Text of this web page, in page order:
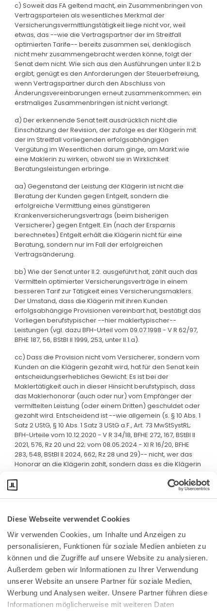
Diese Webseite verwendet Cookies
Wir verwenden Cookies, um Inhalte und Anzeigen zu
personalisieren, Funktionen für soziale Medien anbieten zu
können und die Zugriffe auf unsere Website zu analysieren.
Außerdem geben wir Informationen zu Ihrer Verwendung
unserer Website an unsere Partner für soziale Medien,
Werbung und Analysen weiter. Unsere Partner führen diese
Informationen möglicherweise mit weiteren Daten
c) Soweit das FA geltend macht, ein Zusammenbringen von
Vertragsparteien als wesentliches Merkmal der
Versicherungsvermittlungstätigkeit liege nicht vor, weil
etwas, das --wie die Vertragspartner der im Streitfall
optimierten Tarife-- bereits zusammen sei, denklogisch
nicht mehr zusammengebracht werden könne, folgt der
Senat dem nicht. Wie sich aus den Ausführungen unter II.2.b
ergibt, genügt es den Anforderungen der Steuerbefreiung,
wenn Vertragspartner durch den Abschluss von
Änderungsvereinbarungen erneut zusammenkommen; ein
erstmaliges Zusammenbringen ist nicht verlangt.
d) Der erkennende Senat teilt ausdrücklich nicht die
Einschätzung der Revision, der zufolge es der Klägerin mit
der im Streitfall vorliegenden erfolgsabhängigen
Vergütung im Wesentlichen darum ginge, am Markt wie
eine Maklerin zu wirken, obwohl sie in Wirklichkeit
Beratungsleistungen erbringe.
aa) Gegenstand der Leistung der Klägerin ist nicht die
Beratung der Kunden gegen Entgelt, sondern die
erfolgreiche Vermittlung eines günstigeren
Krankenversicherungsvertrags (beim bisherigen
Versicherer) gegen Entgelt. Ein (nach der Ersparnis
berechnetes) Entgelt erhält die Klägerin nicht für eine
Beratung, sondern nur im Fall der erfolgreichen
Vertragsänderung.
bb) Wie der Senat unter II.2. ausgeführt hat, zählt auch das
Vermitteln optimierter Versicherungsverträge in einem
besseren Tarif zur Tätigkeit eines Versicherungsmaklers.
Der Umstand, dass die Klägerin mit ihren Kunden
erfolgsabhängige Provisionen vereinbart hat, bestätigt das
Vorliegen berufstypischer --hier maklertypischer--
Leistungen (vgl. dazu BFH-Urteil vom 09.07.1998 - V R 62/97,
BFHE 187, 56, BStBl II 1999, 253, unter II.1.a).
cc) Dass die Provision nicht vom Versicherer, sondern vom
Kunden an die Klägerin gezahlt wird, hat für den Senat kein
entscheidungserhebliches Gewicht. Es ist bei der
Maklertätigkeit auch in dieser Hinsicht berufstypisch, dass
das Maklerhonorar (auch oder nur) vom Empfänger der
vermittelten Leistung (oder einem Dritten) geschuldet oder
gezahlt wird. Entscheidend ist --wie allgemein (s. § 10 Abs. 1
Satz 2 UStG, § 10 Abs. 1 Satz 3 UStG a.F., Art. 73 MwStSystRL;
BFH-Urteile vom 10.12.2020 - V R 34/18, BFHE 272, 167, BStBl II
2021, 576, Rz 20 und 22; vom 08.05.2024 - XI R 16/20, BFHE
283, 548, BStBl II 2024, 662, Rz 28 und 29)-- nicht, wer das
Honorar an die Klägerin zahlt, sondern dass es die Klägerin
Bundeskanzlerplatz 2
53113 Bonn